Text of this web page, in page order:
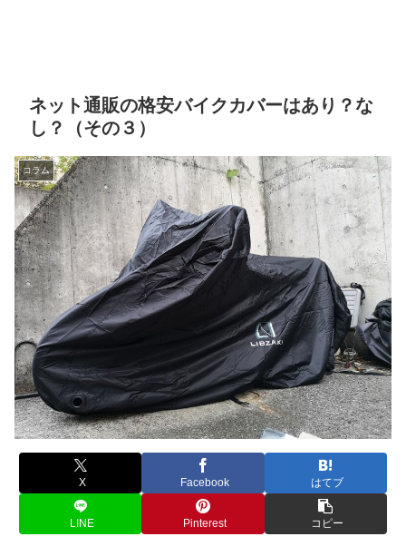
ネット通販の格安バイクカバーはあり？な
し？（その３）
コラム
X Facebook はてブ
LINE Pinterest コピー